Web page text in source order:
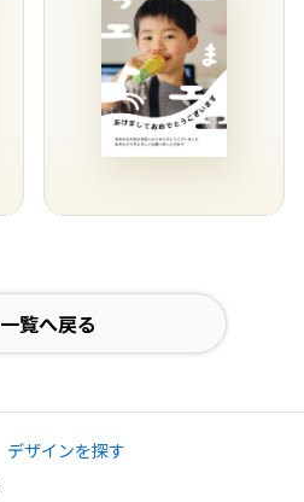
一覧へ戻る
デザインを探す